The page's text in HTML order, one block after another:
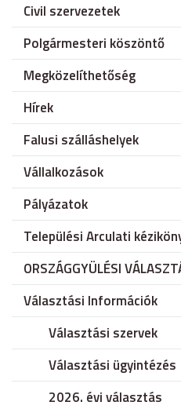
Civil szervezetek
Polgármesteri köszöntő
Megközelíthetőség
Hírek
Falusi szálláshelyek
Vállalkozások
Pályázatok
Települési Arculati
ORSZÁGGYÜLÉSI
Választási Információk
Választási szervek
Választási ügyintézés
2026. évi választás